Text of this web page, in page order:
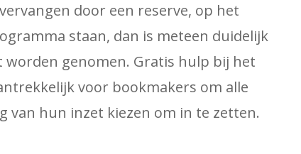
door een reserve, op het
staan, dan is meteen duidelijk
worden genomen. Gratis hulp bij het
voor bookmakers om alle
van hun inzet kiezen om in te zetten.